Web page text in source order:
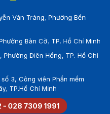
Văn Tráng, Phường Bến
Bàn Cờ, TP. Hồ Chí Minh
Phường Diên Hồng, TP. Hồ Chí
3, Công viên Phần mềm
TP.Hồ Chí Minh
- 028 7309 1991